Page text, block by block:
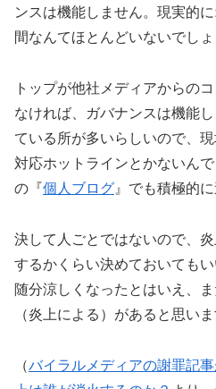
ンスは機能しません。現実的
間なんてほとんどいないでしょ
トップが他社メディアからの
なければ、ガバナンスは機能
ている所が多いらしいので、
対応ホットラインとかないん
の『個人ブログ 』でも積極的
決して人ごとではないので、
するかくらい決めておいても
随分涼しくなったとはいえ、
（炎上による）があると思い
（バイラルメディアの謝罪記